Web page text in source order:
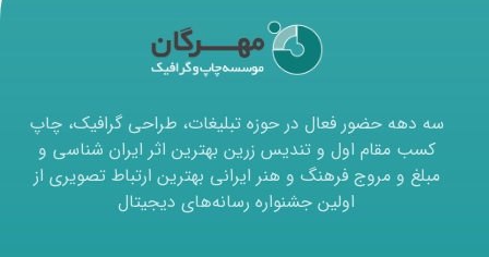
سه دهه حضور فعال در حوزه تبلیغات، طراحی گرافیک، چاپ
کسب مقام اول و تندیس زرین بهترین اثر ایران شناسی و
مبلغ و مروج فرهنگ و هنر ایرانی بهترین ارتباط تصویری از
اولین جشنواره رسانه‌های دیجیتال